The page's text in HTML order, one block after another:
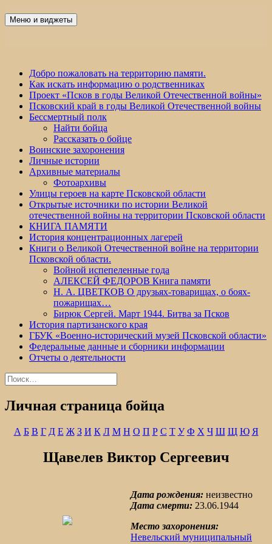
Победа 60
Меню и виджеты
Добро пожаловать на территорию памяти.
Как искать информацию о родственниках
Проект «Псков в годы Великой Отечественной войны»
Псковский край в годы Великой Отечественной войны
Бессмертный полк
Найти бойца
Рассказать о бойце
Воинские захоронения
Личные истории
Архивные материалы
Фотоархивы
Улицы героев на карте Псковской области
Открытые источники по истории Великой
отечественной войны на территории Псковской области
КНИГА ПАМЯТИ
История концентрационных лагерей
Книги о Великой Отечественной войне на территории
Псковской области.
Войной испепеленные года
АЛЕКСЕЙ ФЕДОРОВ Книга памяти
Н. А. ЦВЕТКОВ О друзьях-товарищах, о боях-
пожарищах…
Бирюк Сергей. Март 1944. Битва за Псков
История партизанского края
ГБУК «Военно-исторический музей Псковской области»
Федеральные данные и сборники информации
Отчеты о деятельности
Найти:
Личная страница бойца
А Б В Г Д Е Ж З И К Л М Н О П Р С Т У Ф Х Ч Ш Щ Ю Я
Щавелев Виктор Сергеевич
Дата рождения: неизвестно
Дата смерти: 23.06.1944
Место захоронения:
Невельский муниципальный